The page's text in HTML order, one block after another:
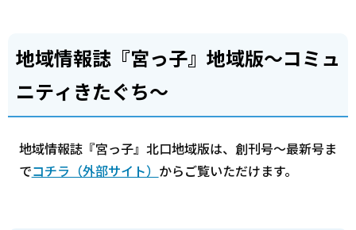
地域情報誌『宮っ子』地域版～コミュ
ニティきたぐち～
地域情報誌『宮っ子』北口地域版は、創刊号～最新号ま
でコチラ（外部サイト） からご覧いただけます。